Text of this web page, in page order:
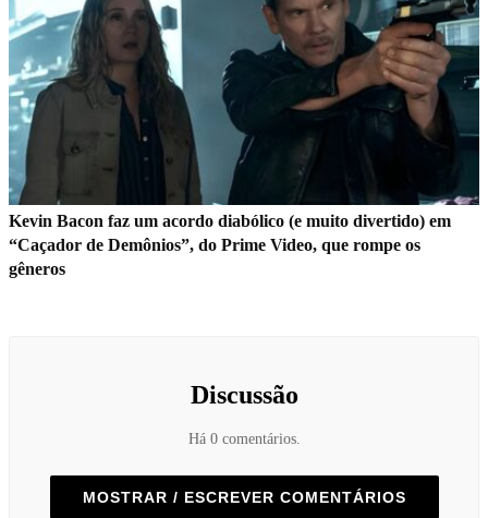
Kevin Bacon faz um acordo diabólico (e muito divertido) em
“Caçador de Demônios”, do Prime Video, que rompe os
gêneros
Discussão
Há 0 comentários.
MOSTRAR / ESCREVER COMENTÁRIOS